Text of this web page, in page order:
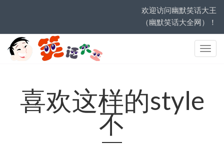
欢迎访问幽默笑话大王
（幽默笑话大全网）！
网
喜欢这样的style
不